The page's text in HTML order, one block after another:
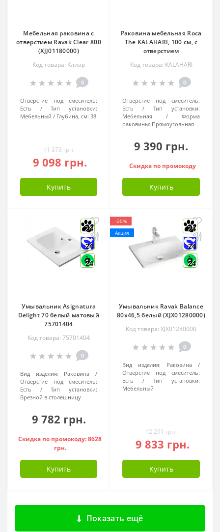
Мебельная раковина с
отверстием Ravak Clear 800
(XJJ01180000)
Код товара: Клиар
0
Отверстие под смеситель:
Есть
Тип установки:
Мебельный
Глубина, см: 38
11 373 грн.
9 098 грн.
Купить
Раковина мебельная Roca
The KALAHARI, 100 см, с
отверстием
Код товара: KALAHARI
0
Отверстие под смеситель:
Есть
Тип установки:
Мебельная
Форма
раковины: Прямоугольная
9 390 грн.
Скидка по промокоду
Купить
24
24
24
Умывальник Asignatura
Delight 70 белый матовый
75701404
Код товара: 75701404
0
Вид изделия:
Раковина
Отверстие под смеситель:
Есть
Тип установки:
Врезной в столешницу
9 782 грн.
Скидка по промокоду: 8628
грн.
Купить
-20%
Акция
24
24
24
Умывальник Ravak Balance
80x46,5 белый (XJX01280000)
Код товара: XJX01280000
0
Вид изделия:
Раковина
Отверстие под смеситель:
Есть
Тип установки:
Мебельный
12 291 грн.
9 833 грн.
Купить
Показать ещё